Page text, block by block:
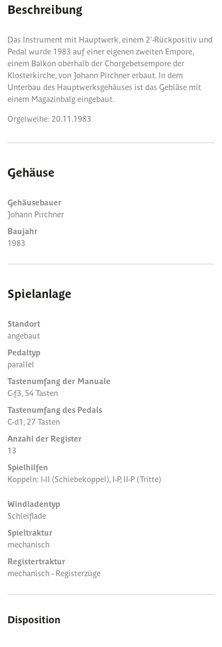
Beschreibung
Das Instrument mit Hauptwerk, einem 2'-Rückpositiv und
Pedal wurde 1983 auf einer eigenen zweiten Empore,
einem Balkon oberhalb der Chorgebetsempore der
Klosterkirche, von Johann Pirchner erbaut. In dem
Unterbau des Hauptwerksgehäuses ist das Gebläse mit
einem Magazinbalg eingebaut.
Orgelweihe: 20.11.1983
Gehäuse
Gehäusebauer
Johann Pirchner
Baujahr
1983
Spielanlage
Standort
angebaut
Pedaltyp
parallel
Tastenumfang der Manuale
C-f3, 54 Tasten
Tastenumfang des Pedals
C-d1, 27 Tasten
Anzahl der Register
13
Spielhilfen
Koppeln: I-II (Schiebekoppel), I-P, II-P (Tritte)
Windladentyp
Schleiflade
Spieltraktur
mechanisch
Registertraktur
mechanisch - Registerzüge
Disposition